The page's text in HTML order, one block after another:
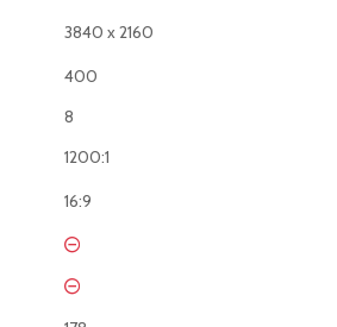
3840 x 2160
400
8
1200:1
16:9